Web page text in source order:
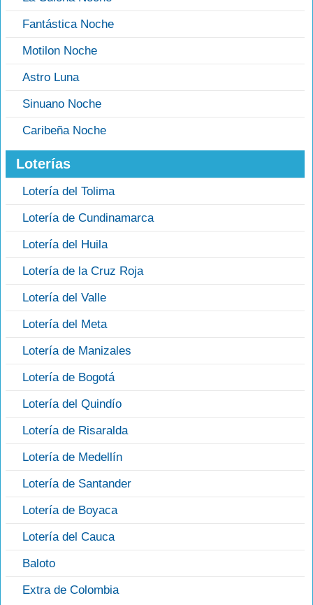
Fantástica Noche
Motilon Noche
Astro Luna
Sinuano Noche
Caribeña Noche
Loterías
Lotería del Tolima
Lotería de Cundinamarca
Lotería del Huila
Lotería de la Cruz Roja
Lotería del Valle
Lotería del Meta
Lotería de Manizales
Lotería de Bogotá
Lotería del Quindío
Lotería de Risaralda
Lotería de Medellín
Lotería de Santander
Lotería de Boyaca
Lotería del Cauca
Baloto
Extra de Colombia